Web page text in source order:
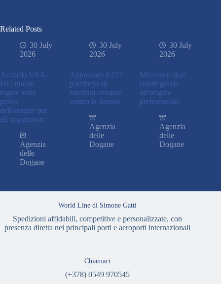
Related Posts
30 July
2026
Accordo USA-
UE: nuove
regole sulla
prova
dell’origine per
gli importatori
Agenzia
delle
Dogane
30 July
2026
Approvato il 21°
pacchetto di
sanzioni europee
contro la Russia
Agenzia
delle
Dogane
30 July
2026
Mercosur: dazi
ridotti grazie
all’origine
preferenziale
Agenzia
delle
Dogane
World Line di Simone Gatti
Spedizioni affidabili, competitive e personalizzate, con
presenza diretta nei principali porti e aeroporti internazionali
Chiamaci
(+378) 0549 970545